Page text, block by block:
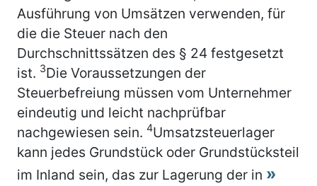
Ausführung von Umsätzen verwenden, für
die die Steuer nach den
Durchschnittssätzen des § 24 festgesetzt
ist. 3Die Voraussetzungen der
Steuerbefreiung müssen vom Unternehmer
eindeutig und leicht nachprüfbar
nachgewiesen sein. 4Umsatzsteuerlager
kann jedes Grundstück oder Grundstücksteil
im Inland sein, das zur Lagerung der in